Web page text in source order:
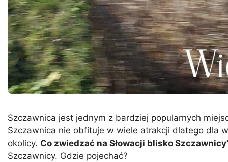
Szczawnica jest jednym z bardziej popularnych
Szczawnica nie obfituje w wiele atrakcji dlatego dla
okolicy. Co zwiedzać na Słowacji blisko
Szczawnicy. Gdzie pojechać?